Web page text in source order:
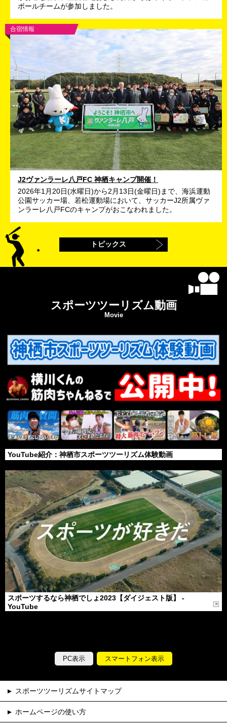
ポールチームが参加しました。
合宿情報
J2ヴァンラーレ八戸FC 神栖キャンプ開催！
2026年1月20日(水曜日)から2月13日(金曜日)まで、海浜運動
公園サッカー場、若松運動場において、サッカーJ2所属ヴァ
ンラーレ八戸FCのキャンプがおこなわれました。
トピックス
スポーツツーリズム動画
Movie
YouTube紹介：神栖市スポーツツーリズム体験動画
スポーツするなら神栖でしょ2023【ダイジェスト版】 -
YouTube
PC表示 スマートフォン表示
スポーツツーリズムサイトマップ
ホームページの使い方